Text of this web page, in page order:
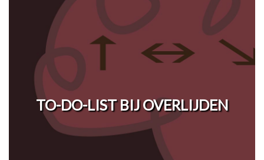
TO-DO-LIST BIJ OVERLIJDEN